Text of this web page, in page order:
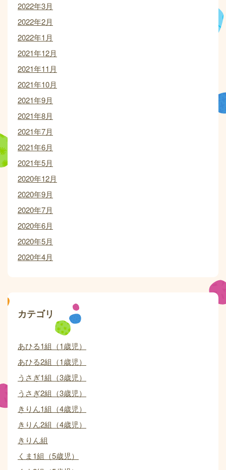
2022年3月
2022年2月
2022年1月
2021年12月
2021年11月
2021年10月
2021年9月
2021年8月
2021年7月
2021年6月
2021年5月
2020年12月
2020年9月
2020年7月
2020年6月
2020年5月
2020年4月
カテゴリ
あひる1組（1歳児）
あひる2組（1歳児）
うさぎ1組（3歳児）
うさぎ2組（3歳児）
きりん1組（4歳児）
きりん2組（4歳児）
きりん組
くま1組（5歳児）